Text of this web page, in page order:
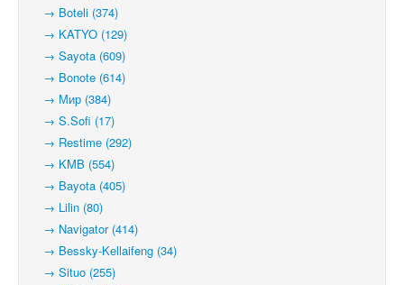
→ Boteli (374)
→ KATYO (129)
→ Sayota (609)
→ Bonote (614)
→ Мир (384)
→ S.Sofi (17)
→ Restime (292)
→ KMB (554)
→ Bayota (405)
→ Lilin (80)
→ Navigator (414)
→ Bessky-Kellaifeng (34)
→ Situo (255)